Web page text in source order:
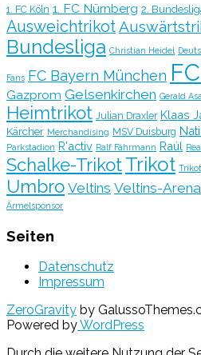
1. FC Köln 1. FC Nürnberg 2.
Ausweichtrikot
Bundesliga Christian Heidel
Fans FC Bayern München
Gazprom Gelsenkirchen Gerald
Heimtrikot Julian Draxler Klaas
Kärcher Merchandising MSV Duisburg
Parkstadion R'activ Ralf Fährmann Raúl
Schalke-TrikotTrikot
Umbro Veltins Veltins-Arena
Ärmelsponsor
Seiten
Datenschutz
Impressum
ZeroGravity by
Powered byWordPress